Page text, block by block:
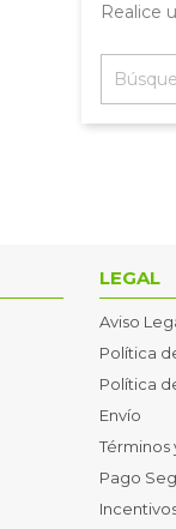
Realice
LEGAL
Aviso
Política
Política
Envío
Términos
Pago